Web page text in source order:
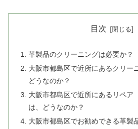
目次
革製品のクリーニングは必要か？
大阪市都島区で近所にあるクリー
どうなのか？
大阪市都島区で近所にあるリペア
は、どうなのか？
大阪市都島区でお勧めできる革製